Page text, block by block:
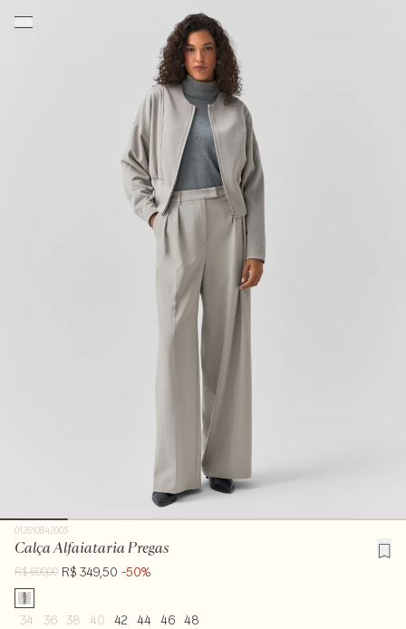
012610842003
Calça Alfaiataria Pregas
R$ 699,00 R$ 349,50 -50%
34 36 38 40 42 44 46 48